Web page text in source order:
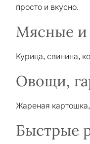
просто и вкусно.
Мясные и
Курица, свинина,
Овощи,
Жареная
Быстрые